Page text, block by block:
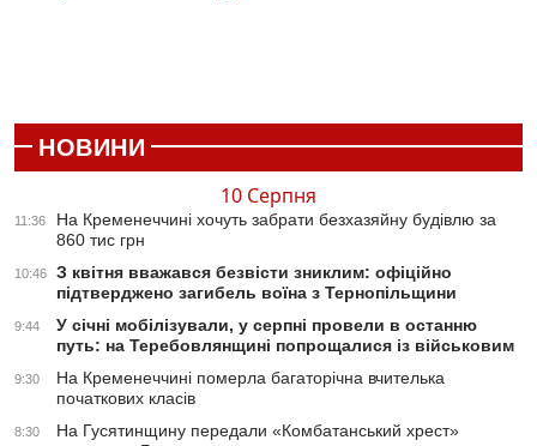
НОВИНИ
10 Серпня
11:36
На Кременеччині хочуть забрати безхазяйну будівлю за
860 тис грн
10:46
З квітня вважався безвісти зниклим: офіційно
підтверджено загибель воїна з Тернопільщини
9:44
У січні мобілізували, у серпні провели в останню
путь: на Теребовлянщині попрощалися із військовим
9:30
На Кременеччині померла багаторічна вчителька
початкових класів
8:30
На Гусятинщину передали «Комбатанський хрест»